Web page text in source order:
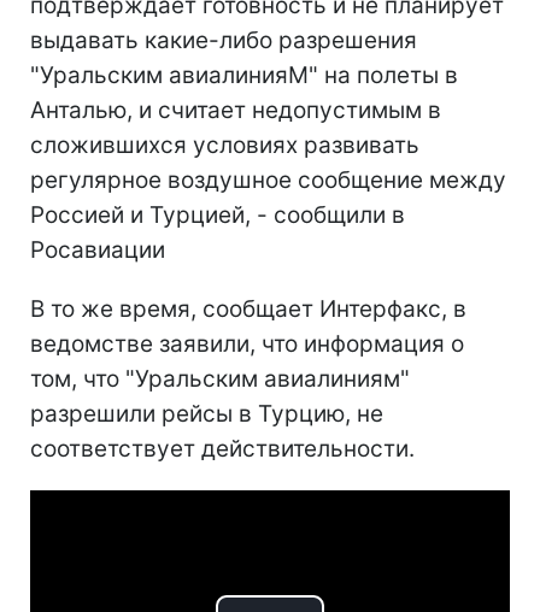
выдавать какие-либо разрешения
"Уральским авиалинияМ" на полеты в
Анталью, и считает недопустимым в
сложившихся условиях развивать
регулярное воздушное сообщение между
Россией и Турцией, - сообщили в
Росавиации
В то же время, сообщает Интерфакс, в
ведомстве заявили, что информация о
том, что "Уральским авиалиниям"
разрешили рейсы в Турцию, не
соответствует действительности.